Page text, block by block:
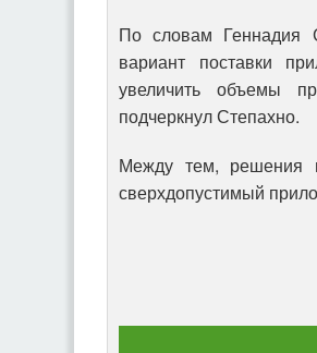
По словам Геннадия
вариант поставки
увеличить объемы
подчеркнул Степахно.
Между тем, решения
сверхдопустимый